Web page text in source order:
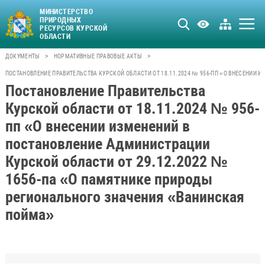
МИНИСТЕРСТВО
ПРИРОДНЫХ
РЕСУРСОВ КУРСКОЙ
ОБЛАСТИ
ДОКУМЕНТЫ > НОРМАТИВНЫЕ ПРАВОВЫЕ АКТЫ >
ПОСТАНОВЛЕНИЕ ПРАВИТЕЛЬСТВА КУРСКОЙ ОБЛАСТИ ОТ 18.11.2024 № 956-ПП «О
Постановление Правительства
Курской области от 18.11.2024 № 956-
пп «О внесении изменений в
постановление Администрации
Курской области от 29.12.2022 №
1656-па «О памятнике природы
регионального значения «Ванинская
пойма»